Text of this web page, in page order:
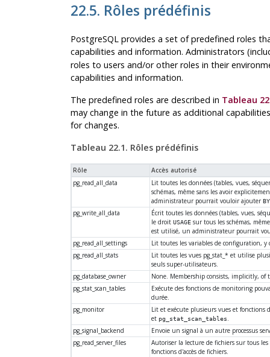
22.5. Rôles prédéfinis
PostgreSQLprovides a set of predefined roles
capabilities and information. Administrators
roles to users and/or other roles in their
capabilities and information.
The predefined roles are described in Tableau
may change in the future as additional
for changes.
Tableau 22.1. Rôles prédéfinis
Rôle
Accès autorisé
pg_read_all_data
Lit toutes les données (tables, vues,
schémas, même sans les avoir
administrateur pourrait vouloir ajouter
pg_write_all_data
Écrit toutes les données (tables, vues,
le droitUSAGE sur tous les schémas,
est utilisé, un administrateur pourrait
pg_read_all_settings
Lit toutes les variables de configuration,
pg_read_all_stats
Lit toutes les vues pg_stat_* et utilise
seuls super-utilisateurs.
pg_database_owner
None. Membership consists, implicitly, of
pg_stat_scan_tables
Exécute des fonctions de monitoring
durée.
pg_monitor
Lit et exécute plusieurs vues et fonctions
et pg_stat_scan_tables.
pg_signal_backend
Envoie un signal à un autre processus
pg_read_server_files
Autoriser la lecture de fichiers sur tous les
fonctions d'accès de fichiers.